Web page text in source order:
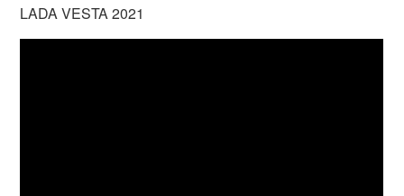
LADA VESTA 2021